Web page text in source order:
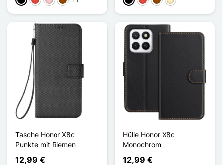
Tasche Honor X8c
Punkte mit Riemen
12,99 €
Hülle Honor X8c
Monochrom
12,99 €